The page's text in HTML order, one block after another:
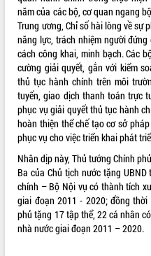
Lắk
Khơi thông điểm nghẽn, đẩy nhanh
giải ngân vốn khắc phục thiên tai
HĐND tỉnh thông qua điều chỉnh Quy
hoạch tỉnh thời kỳ 2021-2030
Hội thảo góp ý hồ sơ điều chỉnh quy
hoạch tỉnh Đắk Lắk thời kỳ 2021-2030,
tầm nhìn đến năm 2050
Nâng cao hiệu quả hoạt động của các
doanh nghiệp nhà nước
Hội nghị triển khai kết nối mạng
truyền số liệu chuyên dùng phục vụ cơ
quan Đảng, Nhà nước
Lễ phát động chuỗi hoạt động chung
tay làm sạch môi trường
năm của các bộ, cơ quan ngang
Trung ương, Chỉ số hài lòng về sự
năng lực, trách nhiệm người
cách công khai, minh bạch. Các
cường giải quyết, gắn với kiểm
thủ tục hành chính trên môi
tuyến, giao dịch thanh toán trực
phục vụ giải quyết thủ tục hành
hoàn thiện thể chế tạo cơ sở
phục vụ cho việc triển khai phát
Nhân dịp này, Thủ tướng Chính
Ba của Chủ tịch nước tặng
chính – Bộ Nội vụ có thành tích
giai đoạn 2011 - 2020; đồng
phủ tặng 17 tập thể, 22 cá nhân
nhà nước giai đoạn 2011 – 2020.